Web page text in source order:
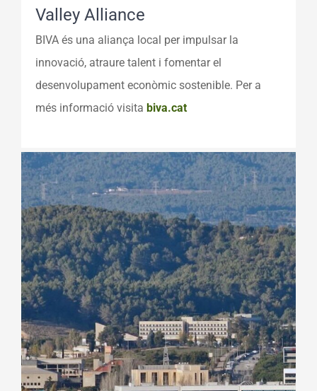
Valley Alliance
BIVA és una aliança local per impulsar la
innovació, atraure talent i fomentar el
desenvolupament econòmic sostenible. Per a
més informació visita biva.cat